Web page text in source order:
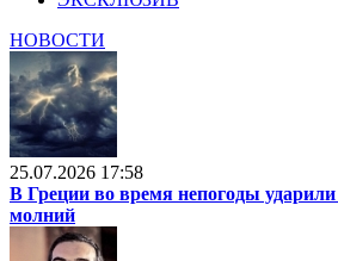
НОВОСТИ
25.07.2026 17:58
В Греции во время непогоды ударили
молний